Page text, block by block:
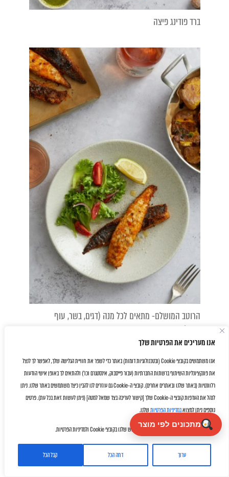
אנו מעריכים את הפרטיות שלך
אנו משתמשים בקובצי Cookie (ובטכנולוגיות דומות) באתר כדי לשפר את חוויית הגלישה שלך, לאפשר לך לנצל
את פונקציונליות השיתוף ברשתות החברתיות (עבור פייסבוק, אינסטגרם וכו') ולהתאים לך באופן אישי הודעות
רלוונטיות (באתר שלנו ובאתרים אחרים). קובצי ה-Cookie גם עוזרים לנו להבין כיצד משתמשים באתר שלנו. ניתן
לנהל את העדפות קובצי ה-Cookie שלך [קישור לעריכה בצד שמאל למטה] (ניתן לעשות זאת בכל עת). פרטים
נוספים ניתן למצואבמדיניות הפרטיותשלנו.
על ידי לחיצה על "אישור" את/ה מסכימ/ה לשימוש שלנו בקובצי Cookie ולמדיניות הפרטיות.
ערוך דחה הכל קבל הכל
ברד פודינג פיצה
הרוטב המושלם- מתאים לכל מנה (דגים, בשר, עוף
וטופו)
Email
מתכונים לפי מוצר